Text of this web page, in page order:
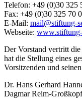
Telefon: +49 (0)30 325
Fax: +49 (0)30 325 70
E-Mail: mail@stiftung-
Webseite:
Der Vorstand vertritt
hat die Stellung eines
Vorsitzenden und
Dr. Hans Gerhard
Dagmar Reim-